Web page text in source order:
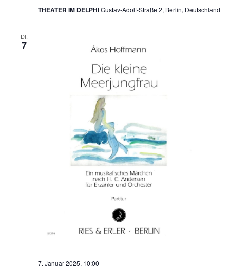
THEATER IM DELPHIGustav-Adolf-Straße 2, Berlin, Deutschland
DI.
7
7. Januar 2025, 10:00